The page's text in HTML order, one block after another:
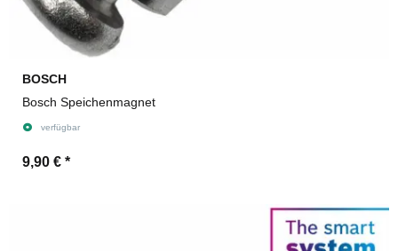
BOSCH
Bosch Speichenmagnet
verfügbar
9,90 € *